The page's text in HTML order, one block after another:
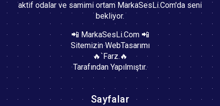
aktif odalar ve samimi ortam MarkaSesLi.Com'da seni
bekliyor.
📲 MarkaSesLi.Com 📲
Sitemizin WebTasarımı
🔥`Farz.🔥
Tarafından Yapılmıştır.
Sayfalar